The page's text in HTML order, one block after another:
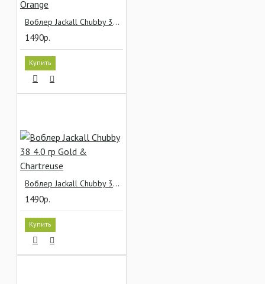
Воблер Jackall Chubby 38 4.0 гр Chartreuse Orange
1490р.
Купить
Воблер Jackall Chubby 38 4.0 гр Gold & Chartreuse
1490р.
Купить